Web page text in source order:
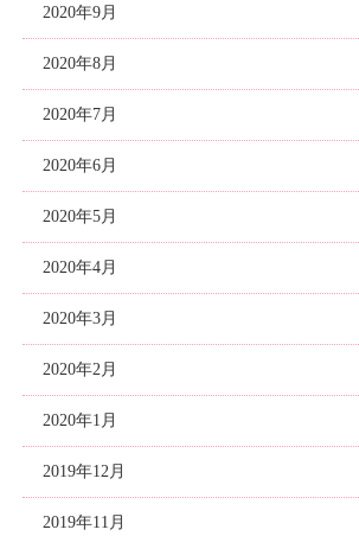
2020年9月
2020年8月
2020年7月
2020年6月
2020年5月
2020年4月
2020年3月
2020年2月
2020年1月
2019年12月
2019年11月